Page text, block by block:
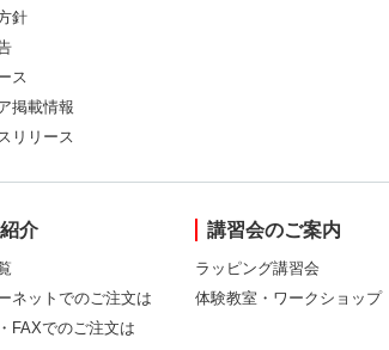
針
ス
掲載情報
リリース
介
ネットでのご注文は
FAXでのご注文は
講習会のご案内
ラッピング講習会
体験教室・ワークショップ